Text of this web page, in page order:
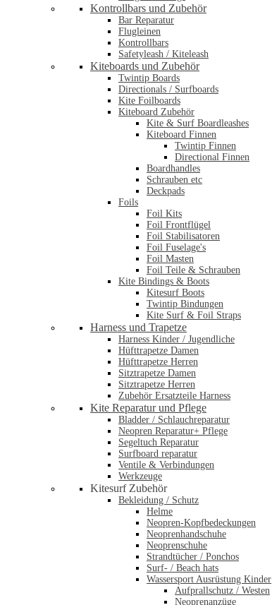
Kontrollbars und Zubehör
Bar Reparatur
Flugleinen
Kontrollbars
Safetyleash / Kiteleash
Kiteboards und Zubehör
Twintip Boards
Directionals / Surfboards
Kite Foilboards
Kiteboard Zubehör
Kite & Surf Boardleashes
Kiteboard Finnen
Twintip Finnen
Directional Finnen
Boardhandles
Schrauben etc
Deckpads
Foils
Foil Kits
Foil Frontflügel
Foil Stabilisatoren
Foil Fuselage's
Foil Masten
Foil Teile & Schrauben
Kite Bindings & Boots
Kitesurf Boots
Twintip Bindungen
Kite Surf & Foil Straps
Harness und Trapetze
Harness Kinder / Jugendliche
Hüfttrapetze Damen
Hüfttrapetze Herren
Sitztrapetze Damen
Sitztrapetze Herren
Zubehör Ersatzteile Harness
Kite Reparatur und Pflege
Bladder / Schlauchreparatur
Neopren Reparatur+ Pflege
Segeltuch Reparatur
Surfboard reparatur
Ventile & Verbindungen
Werkzeuge
Kitesurf Zubehör
Bekleidung / Schutz
Helme
Neopren-Kopfbedeckungen
Neoprenhandschuhe
Neoprenschuhe
Strandtücher / Ponchos
Surf- / Beach hats
Wassersport Ausrüstung Kinder
Aufprallschutz / Westen
Neoprenanzüge